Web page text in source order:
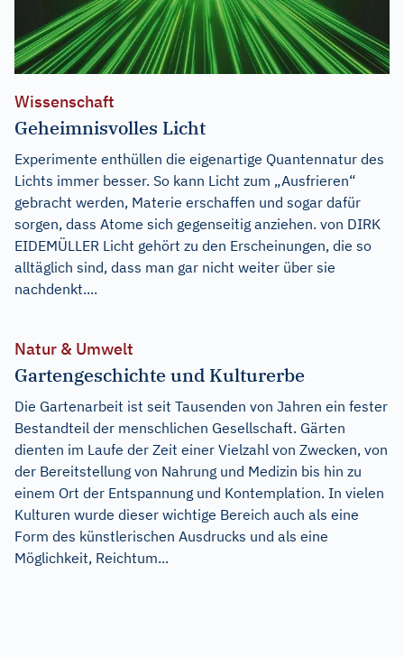
Wissenschaft
Geheimnisvolles Licht
Experimente enthüllen die eigenartige Quantennatur des
Lichts immer besser. So kann Licht zum „Ausfrieren“
gebracht werden, Materie erschaffen und sogar dafür
sorgen, dass Atome sich gegenseitig anziehen. von DIRK
EIDEMÜLLER Licht gehört zu den Erscheinungen, die so
alltäglich sind, dass man gar nicht weiter über sie
nachdenkt....
Natur & Umwelt
Gartengeschichte und Kulturerbe
Die Gartenarbeit ist seit Tausenden von Jahren ein fester
Bestandteil der menschlichen Gesellschaft. Gärten
dienten im Laufe der Zeit einer Vielzahl von Zwecken, von
der Bereitstellung von Nahrung und Medizin bis hin zu
einem Ort der Entspannung und Kontemplation. In vielen
Kulturen wurde dieser wichtige Bereich auch als eine
Form des künstlerischen Ausdrucks und als eine
Möglichkeit, Reichtum...